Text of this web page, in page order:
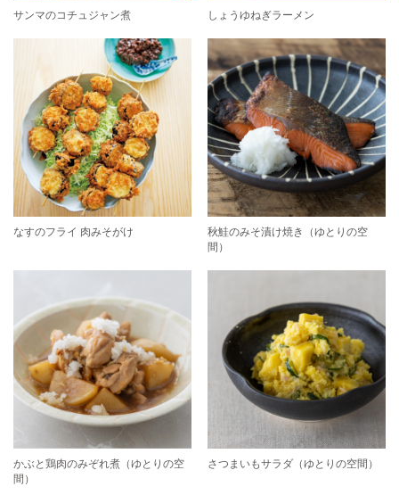
サンマのコチュジャン煮 しょうゆねぎラーメン
なすのフライ 肉みそがけ
秋鮭のみそ漬け焼き（ゆとりの空
間）
かぶと鶏肉のみぞれ煮（ゆとりの空
間）
さつまいもサラダ（ゆとりの空間）